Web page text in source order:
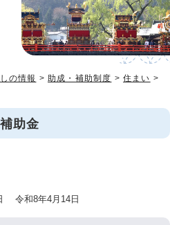
の情報 >助成・補助制度 >住まい >
助金
令和8年4月14日